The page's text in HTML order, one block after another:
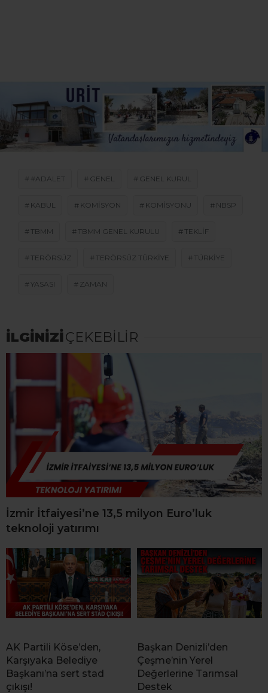
#ADALET GENEL GENEL KURUL
KABUL KOMISYON KOMISYONU NBSP
TBMM TBMM GENEL KURULU TEKLIF
TERÖRSÜZ TERÖRSÜZ TÜRKIYE TÜRKIYE
YASASI ZAMAN
İLGİNİZİÇEKEBİLİR
İzmir İtfaiyesi’ne 13,5 milyon Euro’luk
teknoloji yatırımı
AK Partili Köse’den,
Karşıyaka Belediye
Başkanı’na sert stad
çıkışı!
Başkan Denizli’den
Çeşme’nin Yerel
Değerlerine Tarımsal
Destek